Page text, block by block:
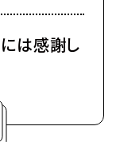
は感謝し